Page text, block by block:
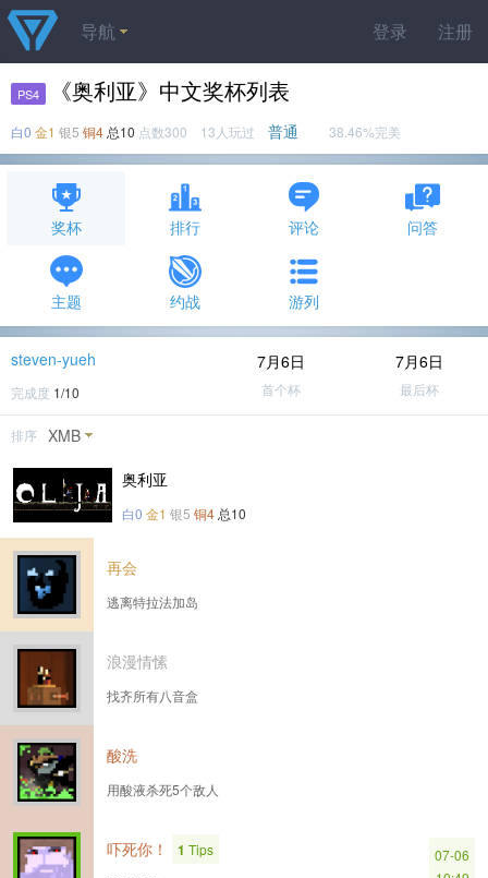
登录 注册
导航
PS4 《奥利亚》中文奖杯列表
白0 金1 银5 铜4 总10 点数300 13人玩过 普通 38.46%完美
奖杯 排行 评论 问答
主题 约战 游列
steven-yueh
完成度 1/10
7月6日
首个杯
7月6日
最后杯
排序 XMB
奥利亚
白0 金1 银5 铜4 总10
再会
逃离特拉法加岛
浪漫情愫
找齐所有八音盒
酸洗
用酸液杀死5个敌人
吓死你！ 1 Tips
07-06